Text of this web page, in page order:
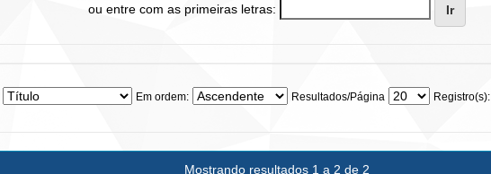
ou entre com as primeiras letras:
Em ordem: Resultados/Página Registro(s):
Mostrando resultados 1 a 2 de 2